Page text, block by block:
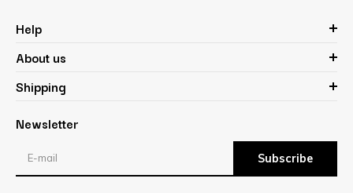
Help
About us
Shipping
Newsletter
Subscribe